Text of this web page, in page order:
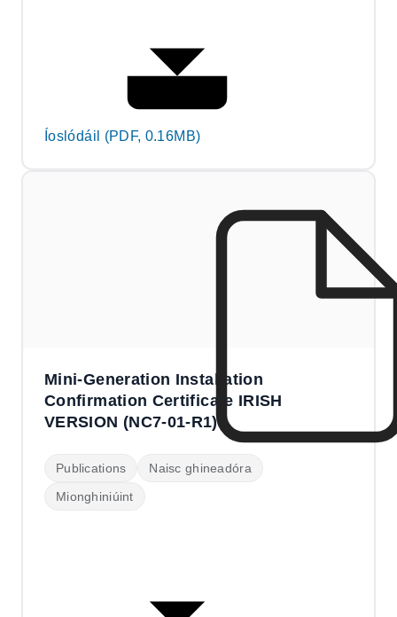
Íoslódáil (PDF, 0.16MB)
Mini-Generation Installation
Confirmation Certificate IRISH
VERSION (NC7-01-R1)
Publications
Naisc ghineadóra
Mionghiniúint